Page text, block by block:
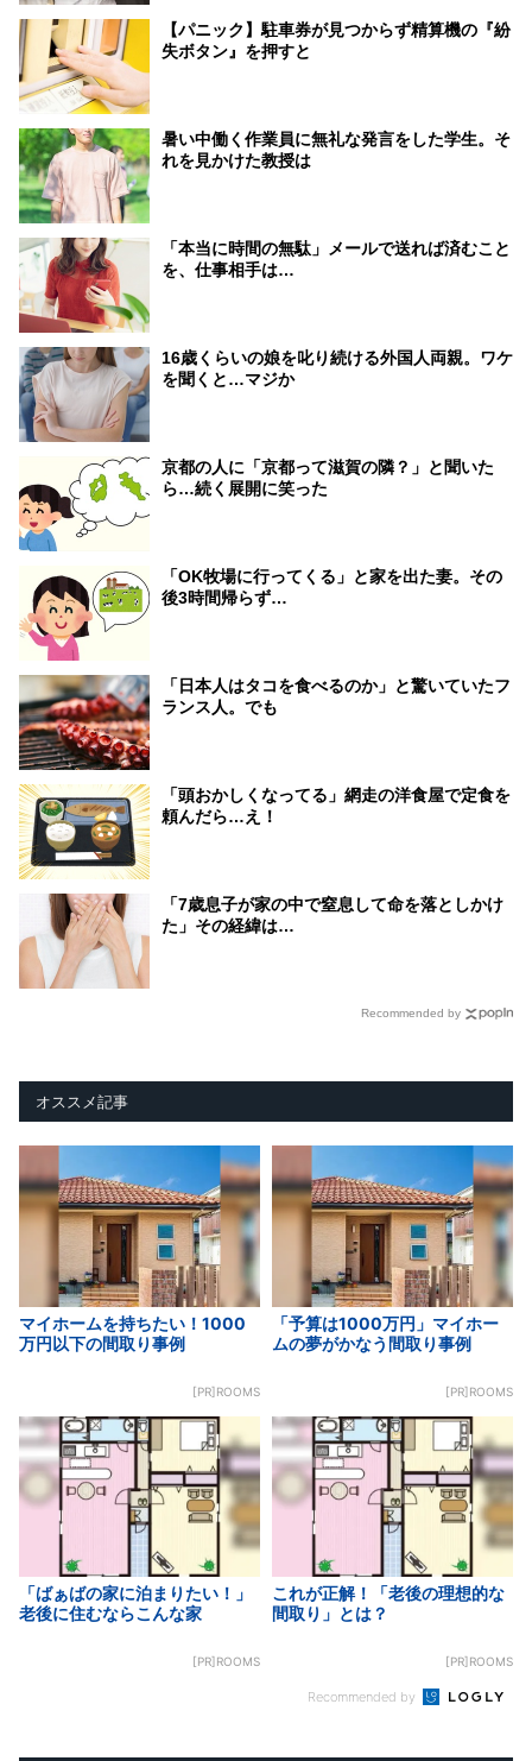
【パニック】駐車券が見つからず精算機の『紛
失ボタン』を押すと
暑い中働く作業員に無礼な発言をした学生。そ
れを見かけた教授は
「本当に時間の無駄」メールで送れば済むこと
を、仕事相手は…
16歳くらいの娘を叱り続ける外国人両親。ワケ
を聞くと…マジか
京都の人に「京都って滋賀の隣？」と聞いた
ら…続く展開に笑った
「OK牧場に行ってくる」と家を出た妻。その
後3時間帰らず…
「日本人はタコを食べるのか」と驚いていたフ
ランス人。でも
「頭おかしくなってる」網走の洋食屋で定食を
頼んだら…え！
「7歳息子が家の中で窒息して命を落としかけ
た」その経緯は…
Recommended by
オススメ記事
マイホームを持ちたい！1000
万円以下の間取り事例
[PR]ROOMS
「予算は1000万円」マイホー
ムの夢がかなう間取り事例
[PR]ROOMS
「ばぁばの家に泊まりたい！」
老後に住むならこんな家
[PR]ROOMS
これが正解！「老後の理想的な
間取り」とは？
[PR]ROOMS
Recommended by